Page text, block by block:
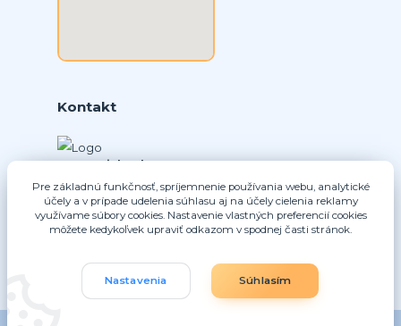
Kontakt
+421 902331936
(Po-Pia, 8-16 hod.)
info@nice-pohony.sk
Pre základnú funkčnosť, spríjemnenie používania webu, analytické
účely a v prípade udelenia súhlasu aj na účely cielenia reklamy
využívame súbory cookies. Nastavenie vlastných preferencií cookies
môžete kedykoľvek upraviť odkazom v spodnej časti stránok.
Nastavenia Súhlasím